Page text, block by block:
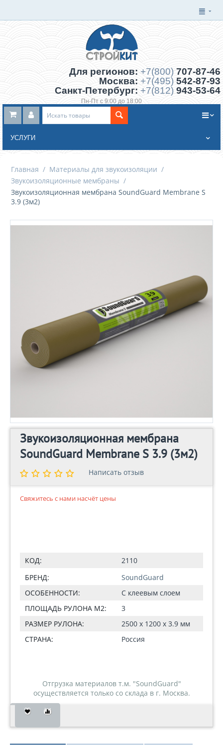
Для регионов: +7(800) 707-87-46
Москва: +7(495) 542-87-93
Санкт-Петербург: +7(812) 943-53-64
Пн-Пт с 9:00 до 18:00
Заказать обратный звонок
УСЛУГИ
Главная / Материалы для звукоизоляции /
Звукоизоляционные мембраны /
Звукоизоляционная мембрана SoundGuard Membrane S
3.9 (3м2)
Звукоизоляционная мембрана
SoundGuard Membrane S 3.9 (3м2)
Написать отзыв
Свяжитесь с нами насчёт цены
Написать отзыв
КОД:
2110
БРЕНД:
SoundGuard
ОСОБЕННОСТИ:
С клеевым слоем
ПЛОЩАДЬ РУЛОНА М2:
3
РАЗМЕР РУЛОНА:
2500 x 1200 x 3.9 мм
СТРАНА:
Россия
Отгрузка материалов т.м. "SoundGuard"
осуществляется только со склада в г. Москва.